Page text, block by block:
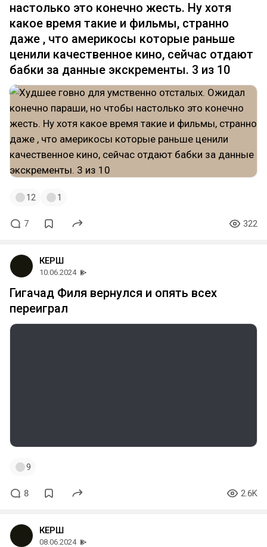
настолько это конечно жесть. Ну хотя
какое время такие и фильмы, странно
даже , что америкосы которые раньше
ценили качественное кино, сейчас отдают
бабки за данные экскременты. 3 из 10
12 1
7 322
КЕРШ
10.06.2024
Гигачад Филя вернулся и опять всех
переиграл
9
8 2.6K
КЕРШ
08.06.2024